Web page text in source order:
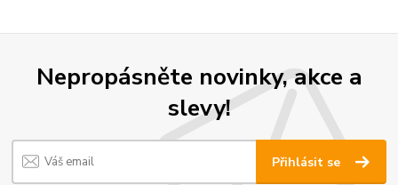
Nepropásněte novinky, akce a
slevy!
Přihlásit se